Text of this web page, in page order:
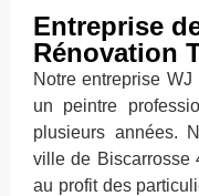
Entreprise
Rénovation
Notre entreprise
un peintre
plusieurs années.
ville de Biscarrosse
au profit des